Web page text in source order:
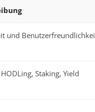
und
Staking, Yield